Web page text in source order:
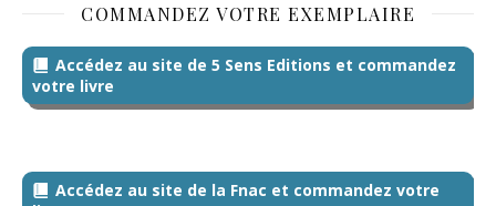
COMMANDEZ VOTRE EXEMPLAIRE
Accédez au site de 5 Sens Editions et commandez
votre livre
Accédez au site de la Fnac et commandez votre